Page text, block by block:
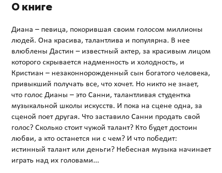
О книге
Диана – певица, покорившая своим голосом миллионы
людей. Она красива, талантлива и популярна. В нее
влюблены Дастин – известный актер, за красивым лицом
которого скрывается надменность и холодность, и
Кристиан – незаконнорожденный сын богатого человека,
привыкший получать все, что хочет. Но никто не знает,
что голос Дианы – это Санни, талантливая студентка
музыкальной школы искусств. И пока на сцене одна, за
сценой поет другая. Что заставило Санни продать свой
голос? Сколько стоит чужой талант? Кто будет достоин
любви, а кто останется ни с чем? И что победит:
истинный талант или деньги? Небесная музыка начинает